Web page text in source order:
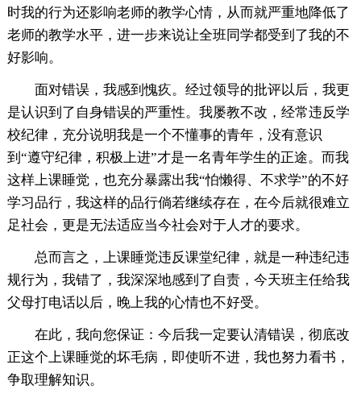
时我的行为还影响老师的教学心情，从而就严重地降低了
老师的教学水平，进一步来说让全班同学都受到了我的不
好影响。
面对错误，我感到愧疚。经过领导的批评以后，我更
是认识到了自身错误的严重性。我屡教不改，经常违反学
校纪律，充分说明我是一个不懂事的青年，没有意识
到“遵守纪律，积极上进”才是一名青年学生的正途。而我
这样上课睡觉，也充分暴露出我“怕懒得、不求学”的不好
学习品行，我这样的品行倘若继续存在，在今后就很难立
足社会，更是无法适应当今社会对于人才的要求。
总而言之，上课睡觉违反课堂纪律，就是一种违纪违
规行为，我错了，我深深地感到了自责，今天班主任给我
父母打电话以后，晚上我的心情也不好受。
在此，我向您保证：今后我一定要认清错误，彻底改
正这个上课睡觉的坏毛病，即使听不进，我也努力看书，
争取理解知识。